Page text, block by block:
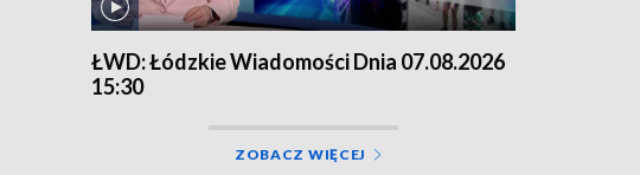
ŁWD: Łódzkie Wiadomości Dnia 07.08.2026
15:30
ZOBACZ WIĘCEJ